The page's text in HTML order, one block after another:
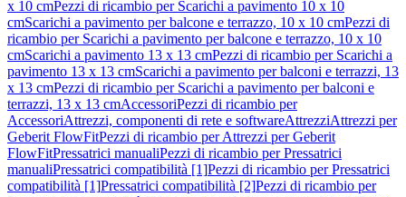
x 10 cmPezzi di ricambio per Scarichi a pavimento 10 x 10
cmScarichi a pavimento per balcone e terrazzo, 10 x 10 cmPezzi di
ricambio per Scarichi a pavimento per balcone e terrazzo, 10 x 10
cmScarichi a pavimento 13 x 13 cmPezzi di ricambio per Scarichi a
pavimento 13 x 13 cmScarichi a pavimento per balconi e terrazzi, 13
x 13 cmPezzi di ricambio per Scarichi a pavimento per balconi e
terrazzi, 13 x 13 cmAccessoriPezzi di ricambio per
AccessoriAttrezzi, componenti di rete e softwareAttrezziAttrezzi per
Geberit FlowFitPezzi di ricambio per Attrezzi per Geberit
FlowFitPressatrici manualiPezzi di ricambio per Pressatrici
manualiPressatrici compatibilità [1]Pezzi di ricambio per Pressatrici
compatibilità [1]Pressatrici compatibilità [2]Pezzi di ricambio per